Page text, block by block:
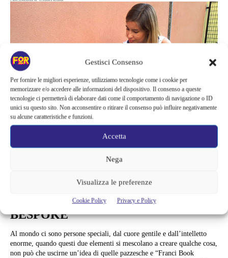
Gestisci Consenso
Per fornire le migliori esperienze, utilizziamo tecnologie come i cookie per
memorizzare e/o accedere alle informazioni del dispositivo. Il consenso a queste
tecnologie ci permetterà di elaborare dati come il comportamento di navigazione o ID
unici su questo sito. Non acconsentire o ritirare il consenso può influire negativamente
su alcune caratteristiche e funzioni.
Accetta
Nega
Visualizza le preferenze
Cookie Policy Privacy e Policy
FRANCI BOOK EXPRESS – LA
LIBRAIA A DOMICILIO PER LIBRI
BESPOKE
Al mondo ci sono persone speciali, dal cuore gentile e dall’intelletto
enorme, quando questi due elementi si mescolano a creare qualche cosa,
non può che uscirne un’idea di quelle pazzesche e “Franci Book